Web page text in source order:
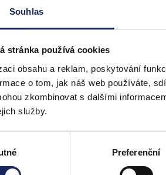
Souhlas
stránka používá cookies
obsahu a reklam, poskytování
o tom, jak náš web používáte,
zkombinovat s dalšími
služby.
Preferenční